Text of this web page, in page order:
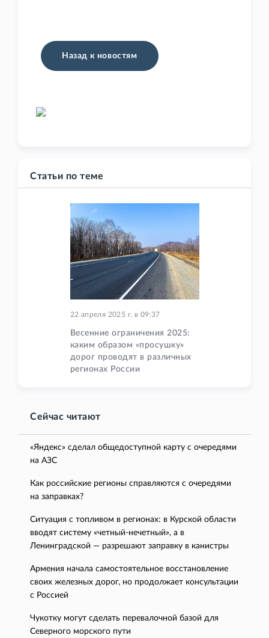
Назад к новостям
Статьи по теме
22 апреля 2025 г. в 09:37
Весенние ограничения 2025:
каким образом «просушку»
дорог проводят в различных
регионах России
Сейчас читают
«Яндекс» сделал общедоступной карту с очередями
на АЗС
Как российские регионы справляются с очередями
на заправках?
Ситуация с топливом в регионах: в Курской области
вводят систему «четный-нечетный», а в
Ленинградской — разрешают заправку в канистры
Армения начала самостоятельное восстановление
своих железных дорог, но продолжает консультации
с Россией
Чукотку могут сделать перевалочной базой для
Северного морского пути